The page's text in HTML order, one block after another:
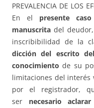
PREVALENCIA DE LOS
En el presente caso
manuscrita del
inscribibilidad de la
dicción del escrito
conocimiento de su
limitaciones del interés
por el registrador,
ser necesario